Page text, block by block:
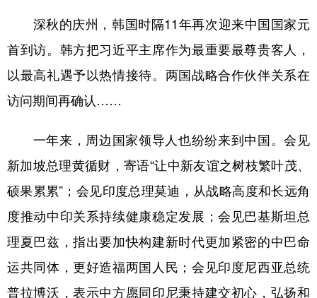
深秋的庆州，韩国时隔11年再次迎来中国国家元
首到访。韩方把习近平主席作为最重要最尊贵客人，
以最高礼遇予以热情接待。两国战略合作伙伴关系在
访问期间再确认……
一年来，周边国家领导人也纷纷来到中国。会见
新加坡总理黄循财，寄语“让中新友谊之树枝繁叶茂、
硕果累累”；会见印度总理莫迪，从战略高度和长远角
度推动中印关系持续健康稳定发展；会见巴基斯坦总
理夏巴兹，指出要加快构建新时代更加紧密的中巴命
运共同体，更好造福两国人民；会见印度尼西亚总统
普拉博沃，表示中方愿同印尼秉持建交初心，弘扬和